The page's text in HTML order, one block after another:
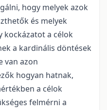
hogy melyek azok
és melyek
kockázatot a célok
a kardinális döntések
van azon
hogyan hatnak,
a célok
felmérni a